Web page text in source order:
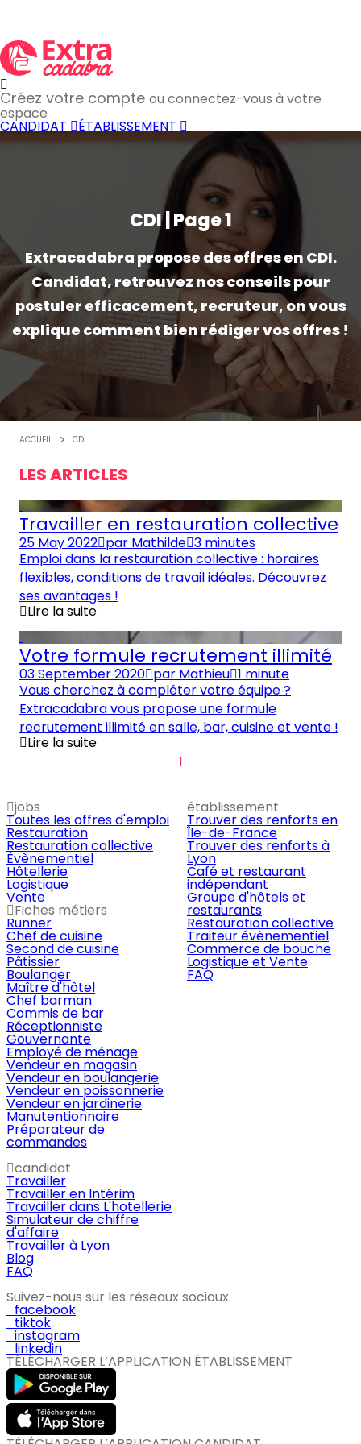
Créez votre compte ou connectez-vous à votre
espace
CANDIDAT ÉTABLISSEMENT
CDI | Page 1
Extracadabra propose des offres en CDI.
Candidat, retrouvez nos conseils pour
postuler efficacement, recruteur, on vous
explique comment bien rédiger vos offres !
ACCUEIL CDI
LES ARTICLES
Travailler en restauration collective
25 May 2022 par Mathilde 3 minutes
Emploi dans la restauration collective : horaires
flexibles, conditions de travail idéales. Découvrez
ses avantages !
Lire la suite
Votre formule recrutement illimité
03 September 2020 par Mathieu 1 minute
Vous cherchez à compléter votre équipe ?
Extracadabra vous propose une formule
recrutement illimité en salle, bar, cuisine et vente !
Lire la suite
1
jobs
Toutes les offres d'emploi
Restauration
Restauration collective
Évènementiel
Hôtellerie
Logistique
Vente
Fiches métiers
Runner
Chef de cuisine
Second de cuisine
Pâtissier
Boulanger
Maître d'hôtel
Chef barman
Commis de bar
Réceptionniste
Gouvernante
Employé de ménage
Vendeur en magasin
Vendeur en boulangerie
Vendeur en poissonnerie
Vendeur en jardinerie
Manutentionnaire
Préparateur de
commandes
établissement
Trouver des renforts en
Île-de-France
Trouver des renforts à
Lyon
Café et restaurant
indépendant
Groupe d'hôtels et
restaurants
Restauration collective
Traiteur évènementiel
Commerce de bouche
Logistique et Vente
FAQ
candidat
Travailler
Travailler en Intérim
Travailler dans L'hotellerie
Simulateur de chiffre
d'affaire
Travailler à Lyon
Blog
FAQ
Suivez-nous sur les réseaux sociaux
facebook
tiktok
instagram
linkedin
TÉLÉCHARGER L’APPLICATION ÉTABLISSEMENT